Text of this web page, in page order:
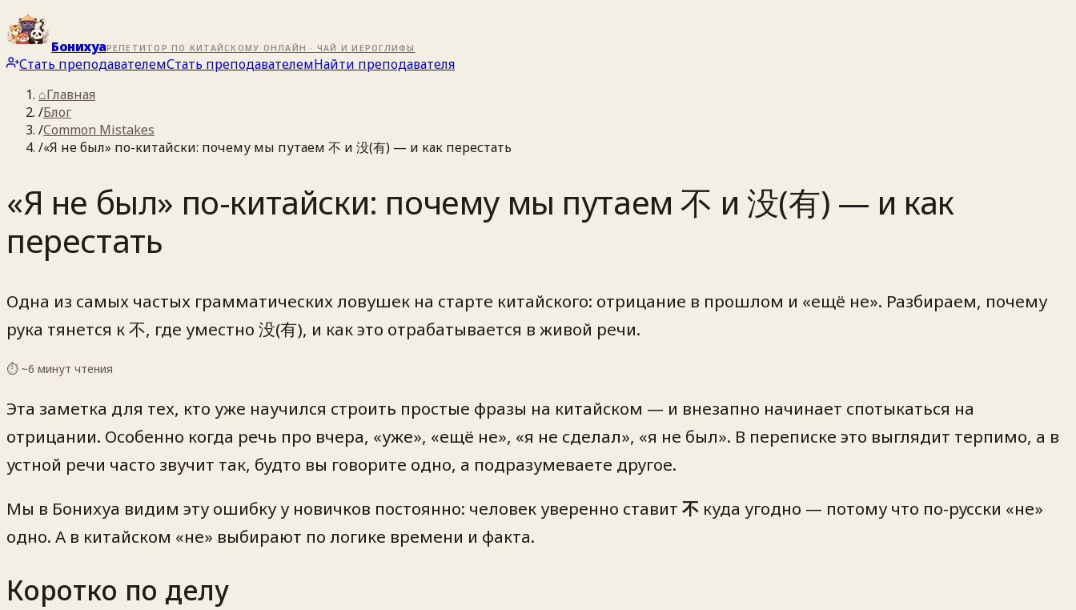
БонихуаРЕПЕТИТОР ПО КИТАЙСКОМУ ОНЛАЙН · ЧАЙ И ИЕРОГЛИФЫ
Стать преподавателемСтать преподавателемНайти преподавателя
⌂Главная
/Блог
/Common Mistakes
/«Я не был» по-китайски: почему мы путаем 不 и 没(有) — и как перестать
«Я не был» по-китайски: почему мы путаем 不 и 没(有) — и как
перестать
Одна из самых частых грамматических ловушек на старте китайского: отрицание в прошлом и «ещё не». Разбираем, почему
рука тянется к 不, где уместно 没(有), и как это отрабатывается в живой речи.
⏱ ~6 минут чтения
Эта заметка для тех, кто уже научился строить простые фразы на китайском — и внезапно начинает спотыкаться на
отрицании. Особенно когда речь про вчера, «уже», «ещё не», «я не сделал», «я не был». В переписке это выглядит терпимо, а в
устной речи часто звучит так, будто вы говорите одно, а подразумеваете другое.
Мы в Бонихуа видим эту ошибку у новичков постоянно: человек уверенно ставит 不 куда угодно — потому что по-русски «не»
одно. А в китайском «не» выбирают по логике времени и факта.
Коротко по делу